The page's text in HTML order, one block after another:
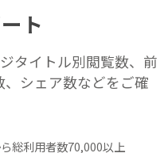
ト
タイトル別閲覧数、前
シェア数などをご確
総利用者数70,000以上